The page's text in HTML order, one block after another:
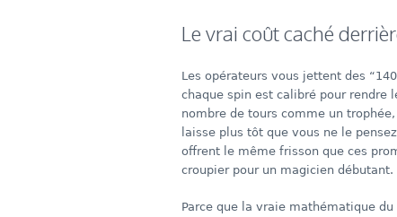
Le vrai coût caché
Les opérateurs vous jettent des
chaque spin est calibré pour rendre
nombre de tours comme un
laisse plus tôt que vous ne le
offrent le même frisson que ces
croupier pour un magicien débutant.
Parce que la vraie mathématique